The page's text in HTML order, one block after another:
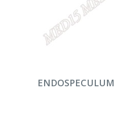
DEVAMINI OKU
ENDOSPECULUM